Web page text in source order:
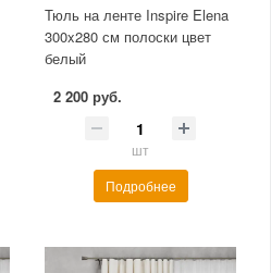
Тюль на ленте Inspire Elena
300x280 см полоски цвет
белый
2 200 руб.
шт
Подробнее